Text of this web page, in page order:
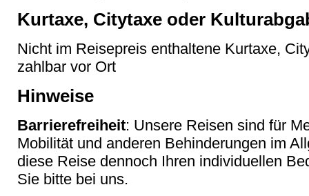
Kurtaxe, Citytaxe oder
Nicht im Reisepreis enthaltene Kurtaxe,
zahlbar vor Ort
Hinweise
Barrierefreiheit: Unsere Reisen sind für
Mobilität und anderen Behinderungen im
diese Reise dennoch Ihren individuellen
Sie bitte bei uns.